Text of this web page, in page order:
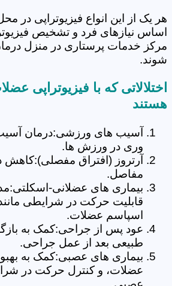
هر یک از این انواع فیزیوتراپی در
اساس نیازهای فرد و تشخیص
مرکز خدمات پرستاری در منزل
شوند.
اختلالاتی که با فیزیوتراپی
هستند
آسیب های ورزشی:درمان
وری در ورزش ها.
آرتروز (افتراق مفصلی):کاهش
مفاصل.
بیماری های عضلانی-
قابلیت حرکت در شرایطی مانند
اسپاسم عضلات.
عود پس از جراحی:کمک به
طبیعی بعد از عمل جراحی.
بیماری های عصبی:کمک به
عضلات، و کنترل حرکت در